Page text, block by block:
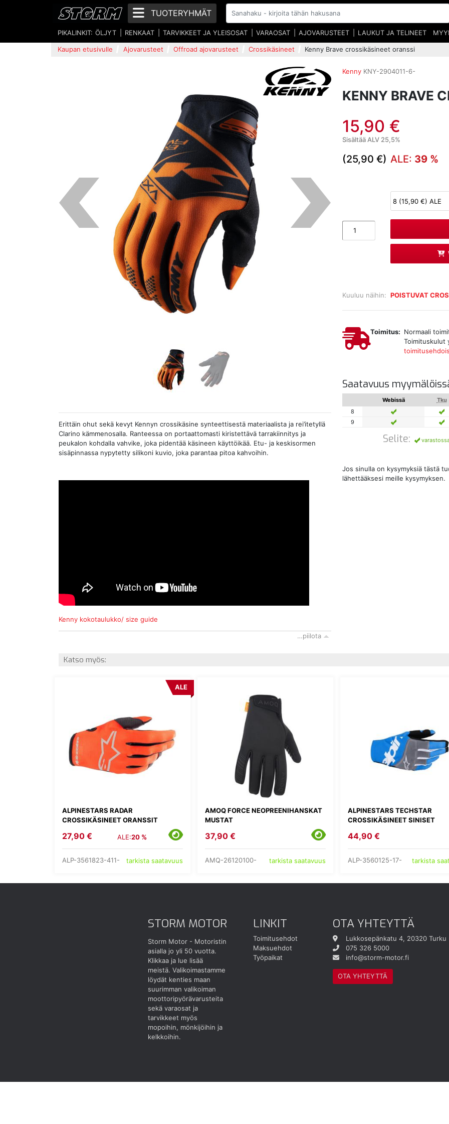
TUOTERYHMÄT
PIKALINKIT: ÖLJYT RENKAAT TARVIKKEET JA YLEISOSAT VARAOSAT AJOVARUSTEET LAUKUT JA TELINEET
Kaupan etusivulle Ajovarusteet Offroad ajovarusteet Crossikäsineet Kenny Brave crossikäsineet oranssi
Kenny KNY-2904011-6-
KENNY BRAVE
15,90 €
Sisältää ALV 25,5%
(25,90 €) ALE: 39 %
Kuuluu näihin: POISTUVAT
Toimitus: Normaali
Toimituskulut
Saatavuus
Webissä Tku
8
9
Selite:
Jos sinulla on kysymyksiä tästä
lähettääksesi meille kysymyksen.
Erittäin ohut sekä kevyt Kennyn crossikäsine synteettisestä materiaalista ja rei’itetyllä
Clarino kämmenosalla. Ranteessa on portaattomasti kiristettävä tarrakiinnitys ja
peukalon kohdalla vahvike, joka pidentää käsineen käyttöikää. Etu- ja keskisormen
sisäpinnassa nypytetty silikoni kuvio, joka parantaa pitoa kahvoihin.
Kenny kokotaulukko/ size guide
…piilota
Katso myös:
ALPINESTARS RADAR
CROSSIKÄSINEET ORANSSIT
ALE
27,90 € ALE:20 %
ALP-3561823-411- tarkista saatavuus
AMOQ FORCE NEOPREENIHANSKAT
MUSTAT
37,90 €
AMQ-26120100- tarkista saatavuus
ALPINESTARS TECHSTAR
CROSSIKÄSINEET SINISET
44,90 €
ALP-3560125-17- tarkista
STORM MOTOR
Storm Motor - Motoristin
asialla jo yli 50 vuotta.
Klikkaa ja lue lisää
meistä. Valikoimastamme
löydät kenties maan
suurimman valikoiman
moottoripyörävarusteita
sekä varaosat ja
tarvikkeet myös
mopoihin, mönkijöihin ja
kelkkoihin.
LINKIT
Toimitusehdot
Maksuehdot
Työpaikat
OTA YHTEYTTÄ
Lukkosepänkatu 4, 20320 Turku
075 326 5000
info@storm-motor.fi
OTA YHTEYTTÄ